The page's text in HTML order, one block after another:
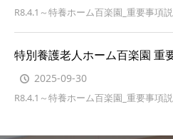
R8.4.1～特養ホーム百楽園_重要事項
特別養護老人ホーム百楽園 重
2025-09-30
R8.4.1～特養ホーム百楽園_重要事項